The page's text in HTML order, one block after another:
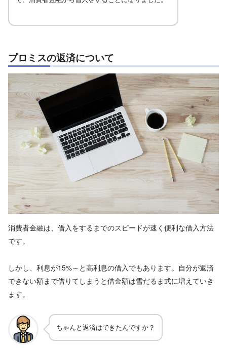
プロミスの返済について
消費者金融は、借入をするまでのスピードが速く便利な借入方法
です。
しかし、利息が15%～と高利息の借入でもあります。自分が返済
できない額まで借りてしまうと借金額は雪だるま式に増えていき
ます。
ちゃんと返済はできたんですか？